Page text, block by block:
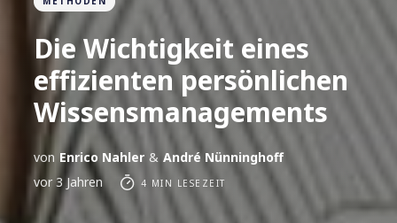
Die Wichtigkeit eines
effizienten persönlichen
Wissensmanagements
von Enrico Nahler & André Nünninghoff
vor 3 Jahren
4 MIN LESEZEIT